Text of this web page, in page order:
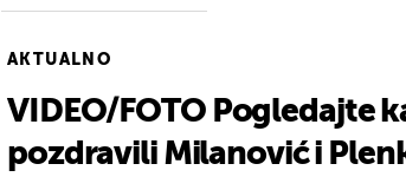
AKTUALNO
VIDEO/FOTO Pogledajte
pozdravili Milanović i